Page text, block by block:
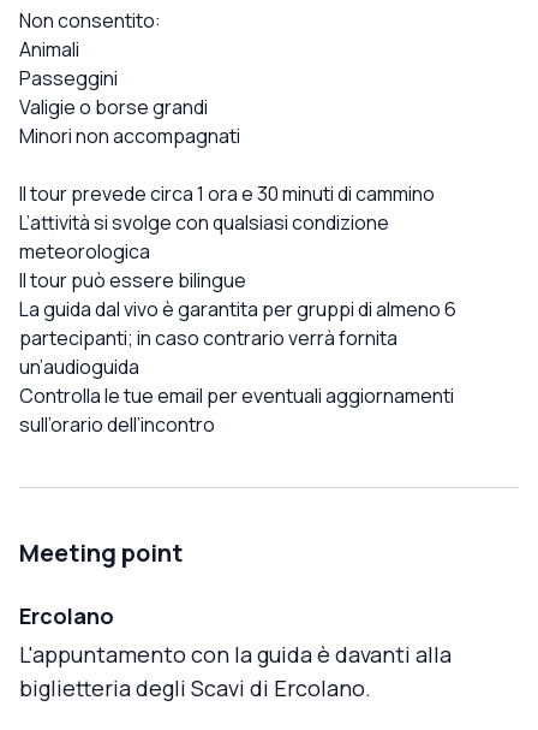
Non consentito:
Animali
Passeggini
Valigie o borse grandi
Minori non accompagnati
Il tour prevede circa 1 ora e 30 minuti di cammino
L’attività si svolge con qualsiasi condizione
meteorologica
Il tour può essere bilingue
La guida dal vivo è garantita per gruppi di almeno 6
partecipanti; in caso contrario verrà fornita
un’audioguida
Controlla le tue email per eventuali aggiornamenti
sull’orario dell’incontro
Meeting point
Ercolano
L'appuntamento con la guida è davanti alla
biglietteria degli Scavi di Ercolano.